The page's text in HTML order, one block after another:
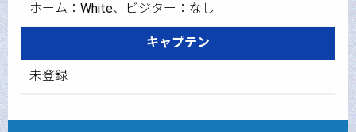
ホーム：White、ビジター：なし
キャプテン
未登録